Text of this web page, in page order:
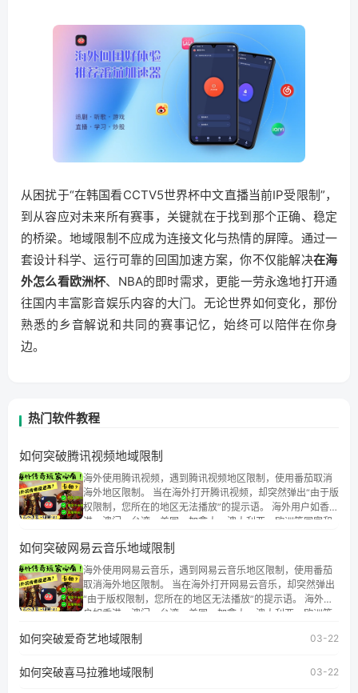
从困扰于“在韩国看CCTV5世界杯中文直播当前IP受限制”，
到从容应对未来所有赛事，关键就在于找到那个正确、稳定
的桥梁。地域限制不应成为连接文化与热情的屏障。通过一
套设计科学、运行可靠的回国加速方案，你不仅能解决在海
外怎么看欧洲杯、NBA的即时需求，更能一劳永逸地打开通
往国内丰富影音娱乐内容的大门。无论世界如何变化，那份
熟悉的乡音解说和共同的赛事记忆，始终可以陪伴在你身
边。
热门软件教程
如何突破腾讯视频地域限制
海外使用腾讯视频，遇到腾讯视频地区限制，使用番茄取消
海外地区限制。 当在海外打开腾讯视频，却突然弹出“由于版
权限制，您所在的地区无法播放”的提示语。 海外用户如香
港、澳门、台湾、美国、加拿大、澳大利亚、欧洲等国家和
权限制问题，且仅能在中国大陆地区播放。 遇到这个问题的
朋友们，使用番茄回国加速器，即可解决「海外用户收听腾
讯视频地区版权限制」的问题，无论人在香港、澳门、台
湾、美国、加拿大、澳大利亚、欧洲等国家和地区工作、留
学、定居等，都可以使用，不再因地区和版权限制所困扰。
如何突破网易云音乐地域限制
海外使用网易云音乐，遇到网易云音乐地区限制，使用番茄
取消海外地区限制。 当在海外打开网易云音乐，却突然弹出
“由于版权限制，您所在的地区无法播放”的提示语。 海外用
户如香港、澳门、台湾、美国、加拿大、澳大利亚、欧洲等
地区及版权限制问题，且仅能在中国大陆地区播放。 遇到这
户收听网易云音乐地区版权限制」的问题，无论人在香港、
如何突破爱奇艺地域限制 03-22
如何突破喜马拉雅地域限制 03-22